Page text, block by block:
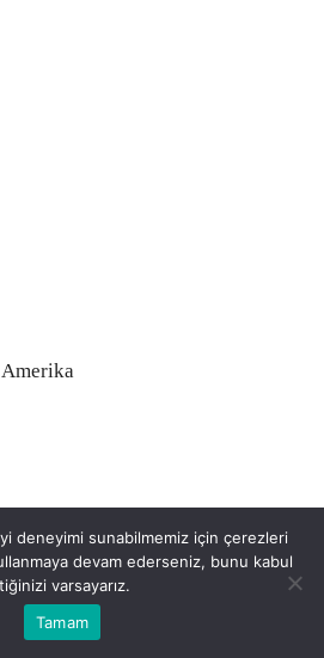
deneyimi sunabilmemiz için çerezleri
devam ederseniz, bunu kabul
varsayarız.
Tamam